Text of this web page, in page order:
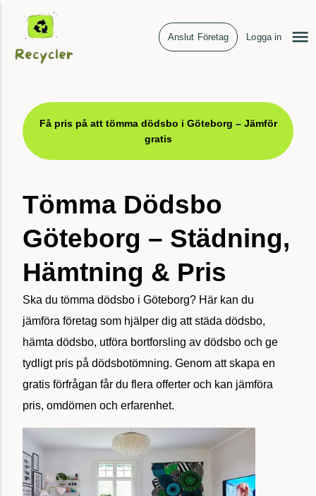
Anslut Företag Logga in
Få pris på att tömma dödsbo i Göteborg – Jämför
gratis
Tömma Dödsbo
Göteborg – Städning,
Hämtning & Pris
Ska du tömma dödsbo i Göteborg? Här kan du
jämföra företag som hjälper dig att städa dödsbo,
hämta dödsbo, utföra bortforsling av dödsbo och ge
tydligt pris på dödsbotömning. Genom att skapa en
gratis förfrågan får du flera offerter och kan jämföra
pris, omdömen och erfarenhet.